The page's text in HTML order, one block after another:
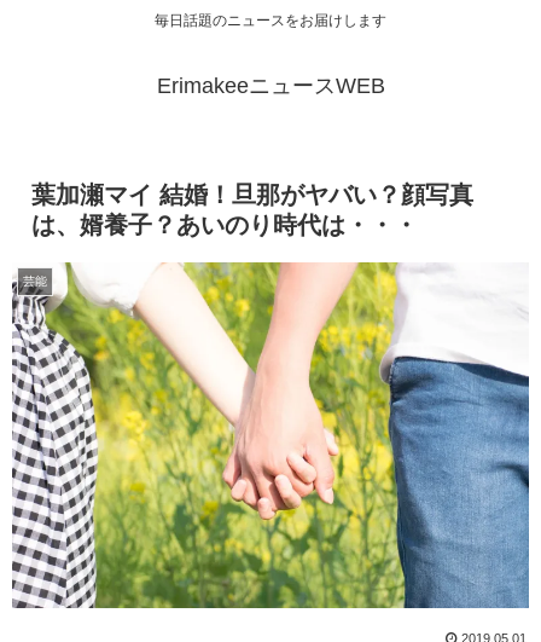
毎日話題のニュースをお届けします
ErimakeeニュースWEB
葉加瀬マイ 結婚！旦那がヤバい？顔写真
は、婿養子？あいのり時代は・・・
芸能
2019.05.01